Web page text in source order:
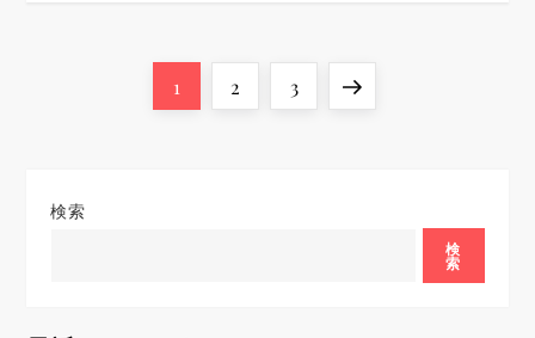
の
Page
1 Page
2 Page
3
Next
検索
検
索